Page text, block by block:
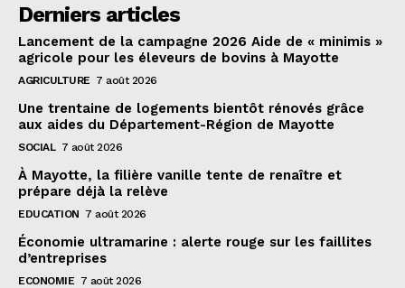
Derniers articles
Lancement de la campagne 2026 Aide de « minimis »
agricole pour les éleveurs de bovins à Mayotte
AGRICULTURE 7 août 2026
Une trentaine de logements bientôt rénovés grâce
aux aides du Département-Région de Mayotte
SOCIAL 7 août 2026
À Mayotte, la filière vanille tente de renaître et
prépare déjà la relève
EDUCATION 7 août 2026
Économie ultramarine : alerte rouge sur les faillites
d’entreprises
ECONOMIE 7 août 2026